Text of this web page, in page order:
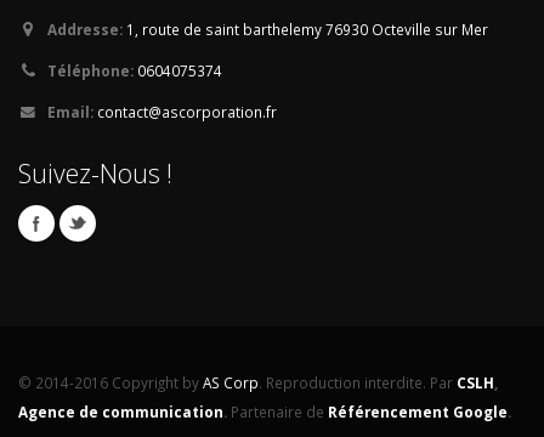
Addresse: 1, route de saint barthelemy76930 Octeville sur Mer
Téléphone: 0604075374
Email: contact@ascorporation.fr
Suivez-Nous !
© 2014-2016 Copyright byAS Corp. Reproduction interdite. Par CSLH
Agence de communication. Partenaire de Référencement Google.